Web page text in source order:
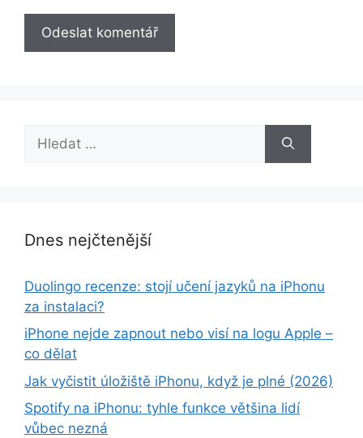
Dnes nejčtenější
Duolingo recenze: stojí učení jazyků na iPhonu
za instalaci?
iPhone nejde zapnout nebo visí na logu Apple –
co dělat
Jak vyčistit úložiště iPhonu, když je plné (2026)
Spotify na iPhonu: tyhle funkce většina lidí
vůbec nezná